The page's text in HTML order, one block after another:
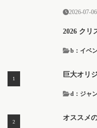
2026-07-
2026 クリ
b：イベ
巨大オリ
d：ジャ
オススメ